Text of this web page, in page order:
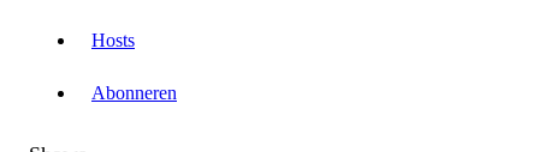
Hosts
Abonneren